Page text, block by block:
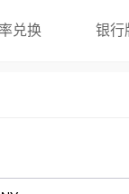
兑换 银行